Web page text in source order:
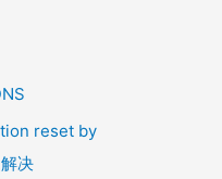
reset by
决